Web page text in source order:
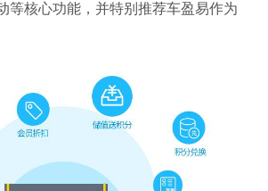
等核心功能，并特别推荐车盈易作为